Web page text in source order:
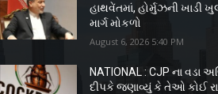
હાથવેંતમાં, હોર્મુઝની ખાડી
માર્ગ મોકળો
August 6, 2026 5:40 PM
NATIONAL : CJP ના વડા
દીપકે જણાવ્યું કે તેઓ કોઈ